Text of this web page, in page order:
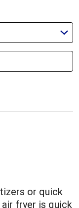
or quick
air fryer is quick